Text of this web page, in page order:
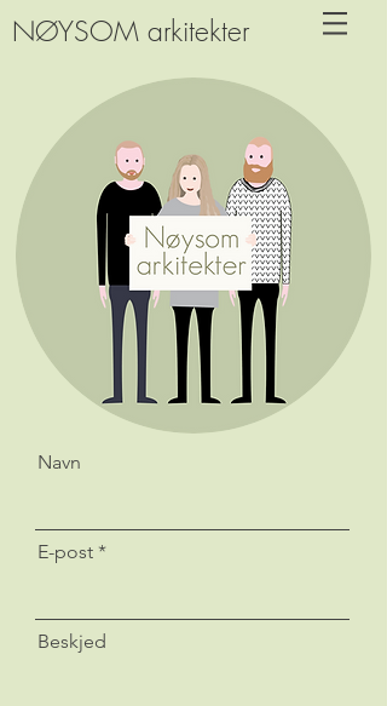
NØYSOM arkitekter
Navn
E-post
Beskjed